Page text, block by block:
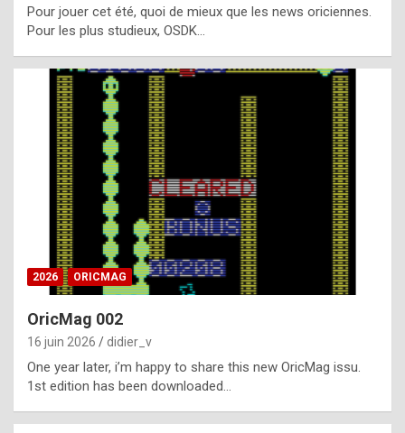
u
l
y
d
i
ff
i
l
t
t
Pour jouer cet été, quoi de mieux que les news oriciennes.
Pour les plus studieux, OSDK…
2026 ORICMAG
OricMag 002
16 juin 2026 didier_v
One year later, i’m happy to share this new OricMag issu.
1st edition has been downloaded…